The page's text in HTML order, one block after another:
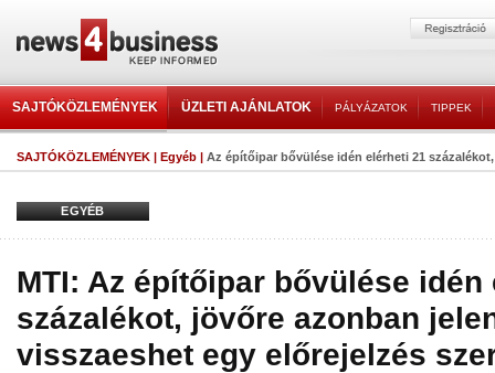
SAJTÓKÖZLEMÉNYEK ÜZLETI AJÁNLATOK PÁLYÁZATOK TIPPEK
SAJTÓKÖZLEMÉNYEK | Egyéb | Az építőipar bővülése idén elérheti 21
EGYÉB
MTI: Az építőipar bővülése idén
százalékot, jövőre azonban
visszaeshet egy előrejelzés